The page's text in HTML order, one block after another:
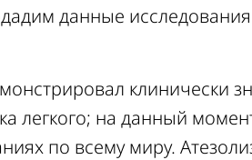
данные
клинически
легкого; на данный
по всему миру.